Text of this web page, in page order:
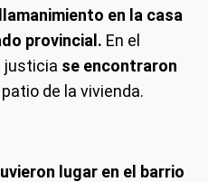
en la casa
provincial. En el
justicia se encontraron
de la vivienda.
lugar en el barrio